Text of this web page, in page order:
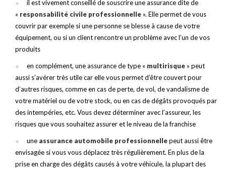
il est vivement conseillé de souscrire une assurance dite de
« responsabilité civile professionnelle ». Elle permet de vous
couvrir par exemple si une personne se blesse à cause de votre
équipement, ou si un client rencontre un problème avec l’un de vos
produits
en complément, une assurance de type « multirisque » peut
aussi s’avérer très utile car elle vous permet d’être couvert pour
d’autres risques, comme en cas de perte, de vol, de vandalisme de
votre matériel ou de votre stock, ou en cas de dégâts provoqués par
des intempéries, etc. Vous devez déterminer avec l’assureur, les
risques que vous souhaitez assurer et le niveau de la franchise
une assurance automobile professionnellepeut aussi être
envisagée si vous vous déplacez très régulièrement. En plus de la
prise en charge des dégâts causés à votre véhicule, la plupart des